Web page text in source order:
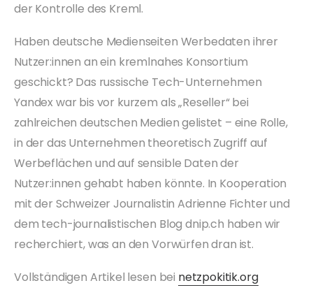
der Kontrolle des Kreml.
Haben deutsche Medienseiten Werbedaten ihrer
Nutzer:innen an ein kremlnahes Konsortium
geschickt? Das russische Tech-Unternehmen
Yandex war bis vor kurzem als „Reseller“ bei
zahlreichen deutschen Medien gelistet – eine Rolle,
in der das Unternehmen theoretisch Zugriff auf
Werbeflächen und auf sensible Daten der
Nutzer:innen gehabt haben könnte. In Kooperation
mit der Schweizer Journalistin Adrienne Fichter und
dem tech-journalistischen Blog dnip.ch haben wir
recherchiert, was an den Vorwürfen dran ist.
Vollständigen Artikel lesen bei netzpokitik.org